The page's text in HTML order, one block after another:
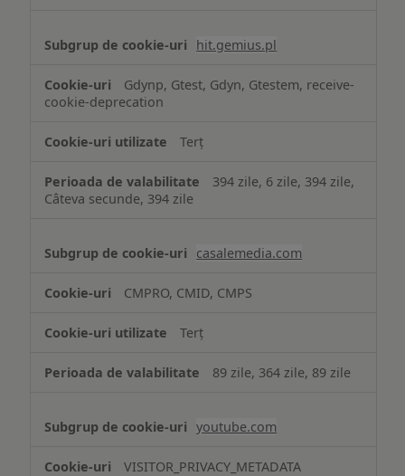
hit.gemius.pl
Gdynp, Gtest, Gdyn, Gtestem, receive-
cookie-deprecation
Terț
394 zile, 6 zile, 394 zile,
Câteva secunde, 394 zile
casalemedia.com
CMPRO, CMID, CMPS
Terț
89 zile, 364 zile, 89 zile
youtube.com
VISITOR_PRIVACY_METADATA